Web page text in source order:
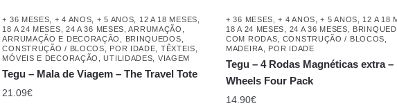
+ 36 MESES, + 4 ANOS, + 5 ANOS, 12 A 18 MESES,
18 A 24 MESES, 24 A 36 MESES,ARRUMAÇÃO ,
ARRUMAÇÃO E DECORAÇÃO , BRINQUEDOS,
CONSTRUÇÃO / BLOCOS, POR IDADE, TÊXTEIS,
MÓVEIS E DECORAÇÃO ,UTILIDADES, VIAGEM
Tegu – Mala de Viagem – The Travel Tote
21.09€
+ 36 MESES,+ 4 ANOS,+ 5 ANOS,12 A 18
18 A 24 MESES, 24 A 36 MESES,
COM RODAS, CONSTRUÇÃO / BLOCOS,
MADEIRA, POR IDADE
Tegu – 4 Rodas Magnéticas extra –
Wheels Four Pack
14.90€